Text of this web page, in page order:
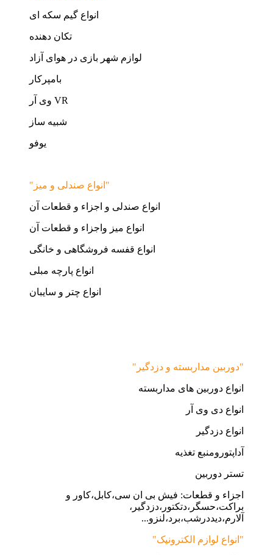
انواع گیم سکه ای
تکان دهنده
لوازم شهر بازی در هوای آزاد
بامپرکار
وی آر VR
شبیه ساز
یوفو
"انواع صندلی و میز"
انواع صندلی و اجزاء و قطعات آن
انواع میز واجزاء و قطعات آن
انواع قفسه فروشگاهی و خانگی
انواع پارچه مبلی
انواع چتر و سایبان
"دوربین مداربسته و دزدگیر"
انواع دوربین های مداربسته
انواع دی وی آر
انواع دزدگیر
آداپتورومنبع تغذیه
تستر دوربین
اجزاء و قطعات: فیش بی ان سی،کابل،کاور و
براکت،حسگر،دتکتور،دزدگیر،
آلارم،دیددرشب،برد،لنزو...
"انواع لوازم الکترونیک"